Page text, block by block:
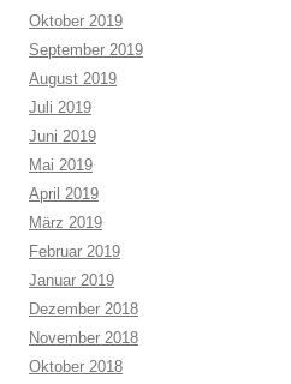
Oktober 2019
September 2019
August 2019
Juli 2019
Juni 2019
Mai 2019
April 2019
März 2019
Februar 2019
Januar 2019
Dezember 2018
November 2018
Oktober 2018